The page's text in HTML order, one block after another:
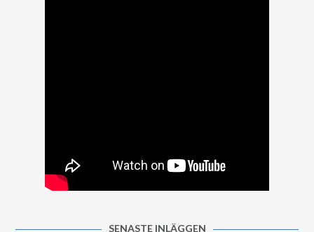
SENASTE INLÄGGEN